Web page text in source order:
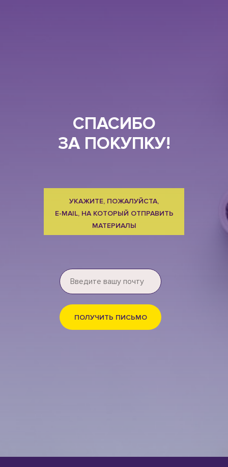
СПАСИБО
ЗА ПОКУПКУ!
УКАЖИТЕ, ПОЖАЛУЙСТА,
E-MAIL, НА КОТОРЫЙ ОТПРАВИТЬ
МАТЕРИАЛЫ
ПОЛУЧИТЬ ПИСЬМО